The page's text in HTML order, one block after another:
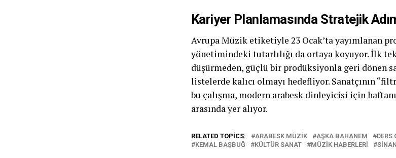
Kariyer Planlamasında Stratejik
Avrupa Müzik etiketiyle 23 Ocak’ta yayımlanan
yönetimindeki tutarlılığı da ortaya koyuyor. İlk
düşürmeden, güçlü bir prodüksiyonla geri dönen
listelerde kalıcı olmayı hedefliyor. Sanatçının
bu çalışma, modern arabesk dinleyicisi için
arasında yer alıyor.
RELATED TOPICS: ARABESK MÜZIK AŞKA BAHANEM DERS
KEMAL BAŞBUĞ
KÜLTÜR SANAT MÜZIK HABERLERI